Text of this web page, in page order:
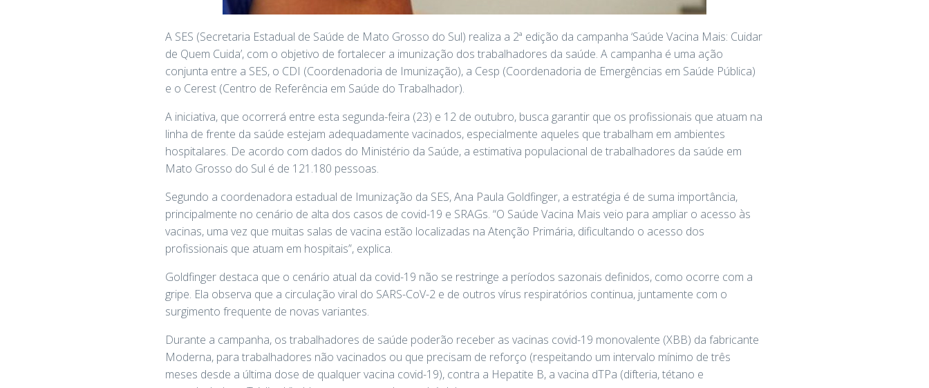
A SES (Secretaria Estadual de Saúde de Mato Grosso do Sul) realiza a 2ª edição da campanha ‘Saúde Vacina Mais: Cuidar
de Quem Cuida’, com o objetivo de fortalecer a imunização dos trabalhadores da saúde. A campanha é uma ação
conjunta entre a SES, o CDI (Coordenadoria de Imunização), a Cesp (Coordenadoria de Emergências em Saúde Pública)
e o Cerest (Centro de Referência em Saúde do Trabalhador).
A iniciativa, que ocorrerá entre esta segunda-feira (23) e 12 de outubro, busca garantir que os profissionais que atuam na
linha de frente da saúde estejam adequadamente vacinados, especialmente aqueles que trabalham em ambientes
hospitalares. De acordo com dados do Ministério da Saúde, a estimativa populacional de trabalhadores da saúde em
Mato Grosso do Sul é de 121.180 pessoas.
Segundo a coordenadora estadual de Imunização da SES, Ana Paula Goldfinger, a estratégia é de suma importância,
principalmente no cenário de alta dos casos de covid-19 e SRAGs. “O Saúde Vacina Mais veio para ampliar o acesso às
vacinas, uma vez que muitas salas de vacina estão localizadas na Atenção Primária, dificultando o acesso dos
profissionais que atuam em hospitais”, explica.
Goldfinger destaca que o cenário atual da covid-19 não se restringe a períodos sazonais definidos, como ocorre com a
gripe. Ela observa que a circulação viral do SARS-CoV-2 e de outros vírus respiratórios continua, juntamente com o
surgimento frequente de novas variantes.
Durante a campanha, os trabalhadores de saúde poderão receber as vacinas covid-19 monovalente (XBB) da fabricante
Moderna, para trabalhadores não vacinados ou que precisam de reforço (respeitando um intervalo mínimo de três
meses desde a última dose de qualquer vacina covid-19), contra a Hepatite B, a vacina dTPa (difteria, tétano e